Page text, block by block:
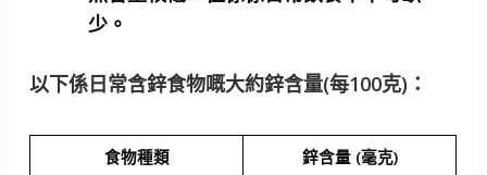
少。
以下係日常含鋅食物嘅大約鋅含量(每100克)：
食物種類
鋅含量 (毫克)